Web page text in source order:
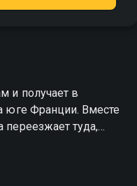
и получает в
юге Франции. Вместе
туда,
ремонт
строителем